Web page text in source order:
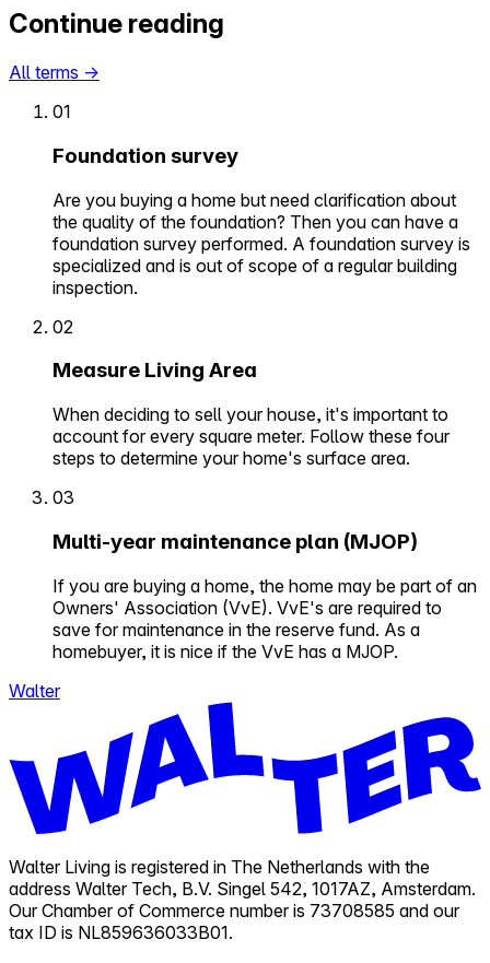
Continue reading
All terms →
01
Foundation survey
Are you buying a home but need clarification about
the quality of the foundation? Then you can have a
foundation survey performed. A foundation survey is
specialized and is out of scope of a regular building
inspection.
02
Measure Living Area
When deciding to sell your house, it's important to
account for every square meter. Follow these four
steps to determine your home's surface area.
03
Multi-year maintenance plan (MJOP)
If you are buying a home, the home may be part of an
Owners' Association (VvE). VvE's are required to
save for maintenance in the reserve fund. As a
homebuyer, it is nice if the VvE has a MJOP.
Walter
Walter Living is registered in The Netherlands with the
address Walter Tech, B.V. Singel 542, 1017AZ, Amsterdam.
Our Chamber of Commerce number is 73708585 and our
tax ID is NL859636033B01.